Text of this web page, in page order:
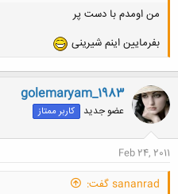
من اومدم با دست پر
بفرمایین اینم شیرینی
golemaryam_1983
عضو جدید کاربر ممتاز
Feb 24, 2011
sananrad گفت: